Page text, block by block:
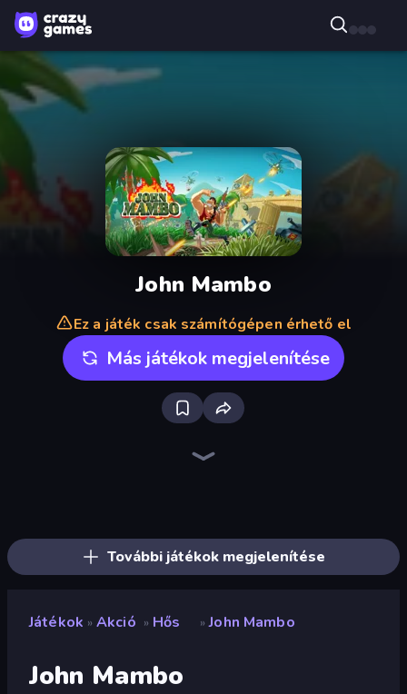
John Mambo
Ez a játék csak számítógépen érhető el
Más játékok megjelenítése
További játékok megjelenítése
Játékok » Akció » Hős » John Mambo
John Mambo